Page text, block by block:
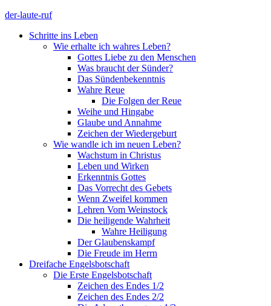
der-laute-ruf
Schritte ins Leben
Wie erhalte ich wahres Leben?
Gottes Liebe zu den Menschen
Was braucht der Sünder?
Das Sündenbekenntnis
Wahre Reue
Die Folgen der Reue
Weihe und Hingabe
Glaube und Annahme
Zeichen der Wiedergeburt
Wie wandle ich im neuen Leben?
Wachstum in Christus
Leben und Wirken
Erkenntnis Gottes
Das Vorrecht des Gebets
Wenn Zweifel kommen
Lehren Vom Weinstock
Die heiligende Wahrheit
Wahre Heiligung
Der Glaubenskampf
Die Freude im Herrn
Dreifache Engelsbotschaft
Die Erste Engelsbotschaft
Zeichen des Endes 1/2
Zeichen des Endes 2/2